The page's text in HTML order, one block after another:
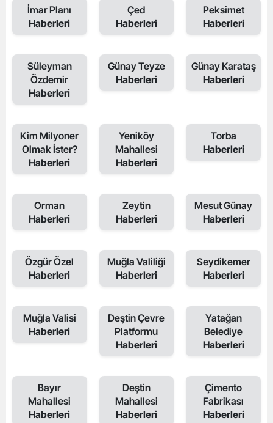
İmar Planı
Haberleri
Çed
Haberleri
Peksimet
Haberleri
Süleyman
Özdemir
Haberleri
Günay Teyze
Haberleri
Günay Karataş
Haberleri
Kim Milyoner
Olmak İster?
Haberleri
Yeniköy
Mahallesi
Haberleri
Torba
Haberleri
Orman
Haberleri
Zeytin
Haberleri
Mesut Günay
Haberleri
Özgür Özel
Haberleri
Muğla Valiliği
Haberleri
Seydikemer
Haberleri
Muğla Valisi
Haberleri
Deştin Çevre
Platformu
Haberleri
Yatağan
Belediye
Haberleri
Bayır
Mahallesi
Haberleri
Deştin
Mahallesi
Haberleri
Çimento
Fabrikası
Haberleri